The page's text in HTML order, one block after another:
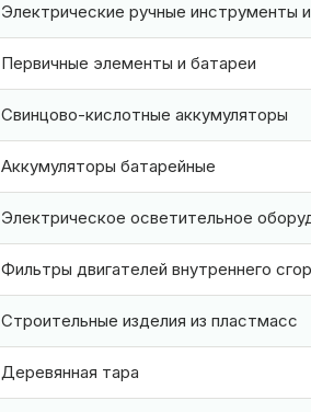
Электрические ручные инструменты
Первичные элементы и батареи
Свинцово-кислотные аккумуляторы
Аккумуляторы батарейные
Электрическое осветительное
Фильтры двигателей внутреннего
Строительные изделия из пластмасс
Деревянная тара